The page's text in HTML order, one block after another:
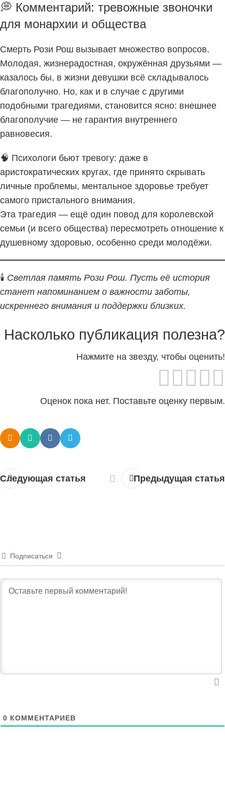
💭 Комментарий: тревожные звоночки
для монархии и общества
Смерть Рози Рош вызывает множество вопросов.
Молодая, жизнерадостная, окружённая друзьями —
казалось бы, в жизни девушки всё складывалось
благополучно. Но, как и в случае с другими
подобными трагедиями, становится ясно: внешнее
благополучие — не гарантия внутреннего
равновесия.
🧠 Психологи бьют тревогу: даже в
аристократических кругах, где принято скрывать
личные проблемы, ментальное здоровье требует
самого пристального внимания.
Эта трагедия — ещё один повод для королевской
семьи (и всего общества) пересмотреть отношение к
душевному здоровью, особенно среди молодёжи.
🕯 Светлая память Рози Рош. Пусть её история
станет напоминанием о важности заботы,
искреннего внимания и поддержки близких.
Насколько публикация полезна?
Нажмите на звезду, чтобы оценить!
Оценок пока нет. Поставьте оценку первым.
Следующая статья Предыдущая статья
Подписаться
0 КОММЕНТАРИЕВ